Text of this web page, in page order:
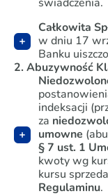
Całkowita
w dniu 17
Banku
2. Abuzywność
indeksacji
za
umowne
§ 7 ust. 1
kwoty wg
kursu
Regulaminu.